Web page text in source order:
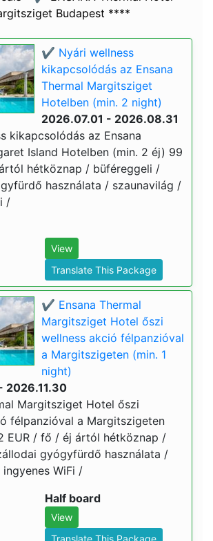
Budapest ****
✔️ Nyári wellness
kikapcsolódás az Ensana
Thermal Margitsziget
Hotelben (min. 2 night)
2026.07.01 - 2026.08.31
kikapcsolódás az Ensana
Island Hotelben (min. 2 éj) 99
hétköznap / büféreggeli /
használata / szaunavilág /
/
View
Translate This Package
✔️ Ensana Thermal
Margitsziget Hotel őszi
wellness akció félpanzióval
a Margitszigeten (min. 1
night)
2026.11.30
Margitsziget Hotel őszi
félpanzióval a Margitszigeten
EUR / fő / éj ártól hétköznap /
gyógyfürdő használata /
WiFi /
Half board
View
Translate This Package